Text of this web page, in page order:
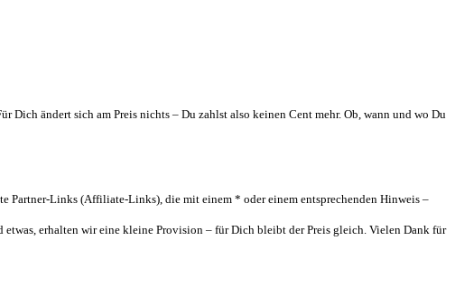
ändert sich am Preis nichts – Du zahlst also keinen Cent mehr. Ob, wann und wo Du
Partner-Links (Affiliate-Links), die mit einem * oder einem entsprechenden Hinweis –
erhalten wir eine kleine Provision – für Dich bleibt der Preis gleich. Vielen Dank für